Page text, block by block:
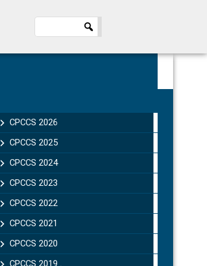
Sidebar
CPCCS 2026
CPCCS 2025
CPCCS 2024
CPCCS 2023
CPCCS 2022
CPCCS 2021
CPCCS 2020
CPCCS 2019 .